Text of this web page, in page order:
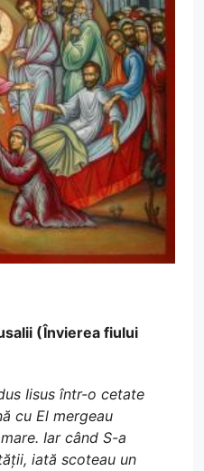
(Învierea fiului
Iisus într-o cetate
cu El mergeau
Iar când S-a
iată scoteau un